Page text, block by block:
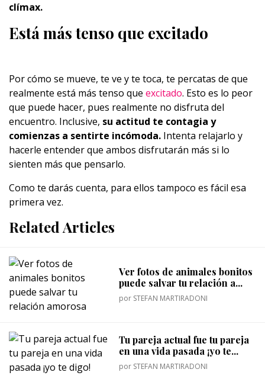
clímax.
Está más tenso que excitado
Por cómo se mueve, te ve y te toca, te percatas de que
realmente está más tenso que excitado. Esto es lo peor
que puede hacer, pues realmente no disfruta del
encuentro. Inclusive, su actitud te contagia y
comienzas a sentirte incómoda. Intenta relajarlo y
hacerle entender que ambos disfrutarán más si lo
sienten más que pensarlo.
Como te darás cuenta, para ellos tampoco es fácil esa
primera vez.
Related Articles
Ver fotos de animales bonitos
puede salvar tu relación a...
por STEFAN MARTIRADONI
Tu pareja actual fue tu pareja
en una vida pasada ¡yo te...
por STEFAN MARTIRADONI